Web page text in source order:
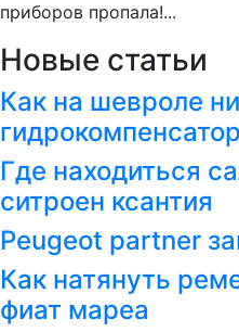
приборов пропала!...
Новые статьи
Как на шевроле
Где находиться
ситроен ксантия
Peugeot partner
Как натянуть
фиат мареа